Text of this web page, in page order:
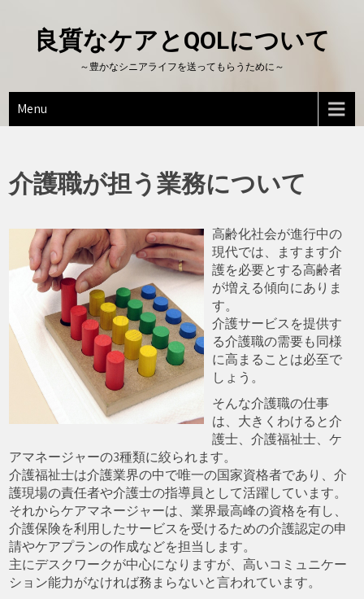
content良質なケアとQOLについて
～豊かなシニアライフを送ってもらうために～
Menu
介護職が担う業務について
高齢化社会が進行中の
現代では、ますます介
護を必要とする高齢者
が増える傾向にありま
す。
介護サービスを提供す
る介護職の需要も同様
に高まることは必至で
しょう。
そんな介護職の仕事
は、大きくわけると介
護士、介護福祉士、ケ
アマネージャーの3種類に絞られます。
介護福祉士は介護業界の中で唯一の国家資格者であり、介
護現場の責任者や介護士の指導員として活躍しています。
それからケアマネージャーは、業界最高峰の資格を有し、
介護保険を利用したサービスを受けるための介護認定の申
請やケアプランの作成などを担当します。
主にデスクワークが中心になりますが、高いコミュニケー
ション能力がなければ務まらないと言われています。